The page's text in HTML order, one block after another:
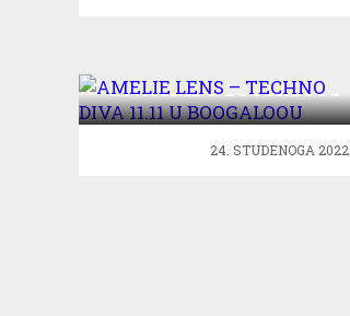
DIVA 11.11 U BOOGALOOU
24. STUDENOGA 2022.